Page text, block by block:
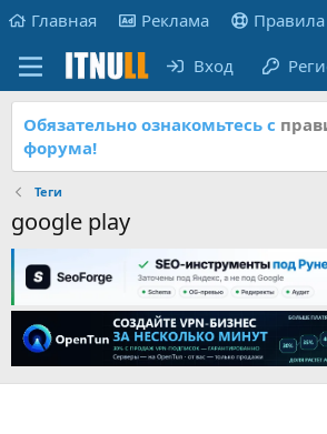
Главная Реклама Правила
Вход
Обязательно ознакомьтесь с
форума!
Теги
google play